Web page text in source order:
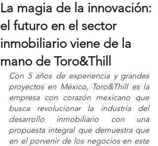
La magia de la innovación:
el futuro en el sector
inmobiliario viene de la
mano de Toro&Thill
Con 5 años de experiencia y grandes
proyectos en México, Toro&Thill es la
empresa con corazón mexicano que
busca revolucionar la industria del
desarrollo inmobiliario con una
propuesta integral que demuestra que
en el porvenir de los negocios en este